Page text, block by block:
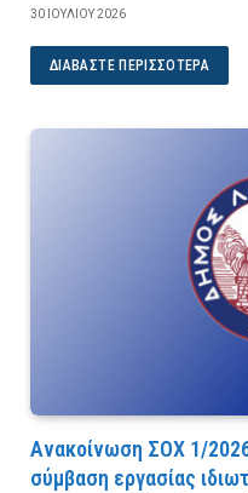
30 ΙΟΥΛΊΟΥ 2026
ΔΙΑΒΆΣΤΕ ΠΕΡΙΣΣΌΤΕΡΑ
Ανακοίνωση ΣΟΧ 1/
σύμβαση εργασίας